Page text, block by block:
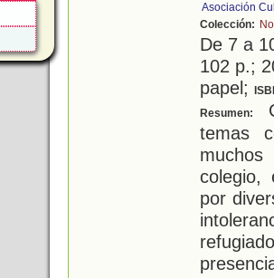
Asociación
Colección:
De 7 a
102 p.;
papel;
Resumen:
temas
colegio,
por